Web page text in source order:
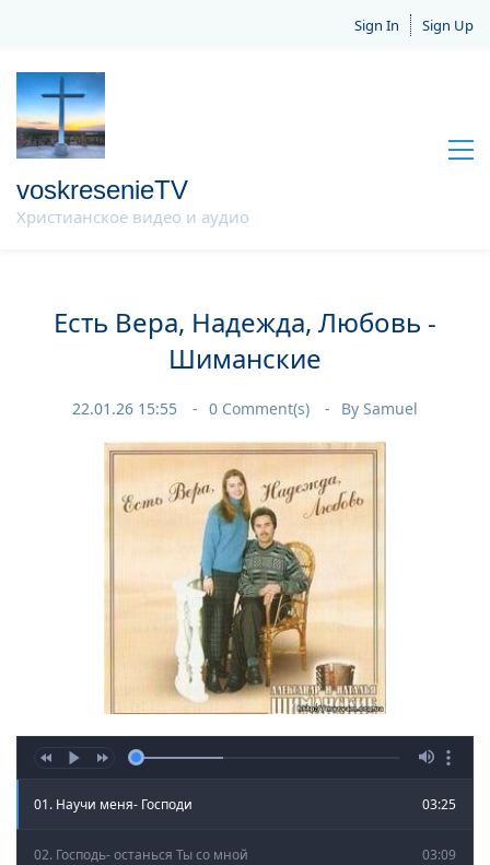
Sign In Sign Up
voskresenieTV
Христианское видео и аудио
Есть Вера, Надежда, Любовь -
Шиманские
22.01.26 15:55 0 Comment(s) By Samuel
01. Научи меня- Господи 03:25
02. Господь- останься Ты со мной 03:09